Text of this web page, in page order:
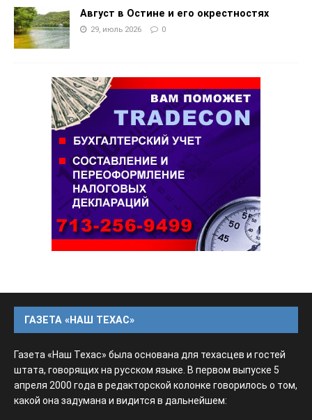
Август в Остине и его окрестностях
29, июль 2026 0
ГАЗЕТА «НАШ ТЕХАС»
Газета «Наш Техас» была основана для техасцев и гостей
штата, говорящих на русском языке. В первом выпуске 5
апреля 2000 года в редакторской колонке говорилось о том,
какой она задумана и видится в дальнейшем: